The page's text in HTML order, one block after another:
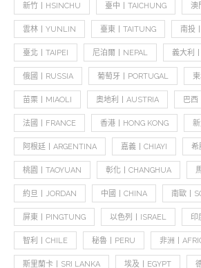
新竹丨HSINCHU 臺中丨TAICHUNG 澳
雲林丨YUNLIN 臺東丨TAITUNG 南投
臺北丨TAIPEI 尼泊爾丨NEPAL 義大利
俄國丨RUSSIA 葡萄牙丨PORTUGAL
苗栗丨MIAOLI 奧地利丨AUSTRIA 巴西
法國丨FRANCE 香港丨HONG KONG
阿根廷丨ARGENTINA 嘉義丨CHIAYI 希
桃園丨TAOYUAN 彰化丨CHANGHUA
約旦丨JORDAN 中國丨CHINA 南歐丨
屏東丨PINGTUNG 以色列丨ISRAEL 印
智利丨CHILE 秘魯丨PERU 非洲丨
斯里蘭卡丨SRI LANKA 埃及丨EGYPT